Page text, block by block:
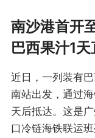
南沙港首开
巴西果汁1
近日，一列装有
南站出发，通过
天后抵达。这是
口冷链海铁联运